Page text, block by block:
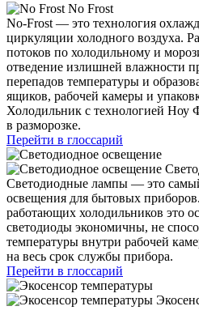
No Frost
No-Frost — это технология
циркуляции холодного воздуха.
потоков по холодильному и
отведение излишней влажности
перепадов температуры и
ящиков, рабочей камеры и
Холодильник с технологией Ноу
в разморозке.
Перейти в глоссарий
Светодиодные лампы — это
освещения для бытовых
работающих холодильников это
светодиоды экономичны, не
температуры внутри рабочей
на весь срок службы прибора.
Перейти в глоссарий